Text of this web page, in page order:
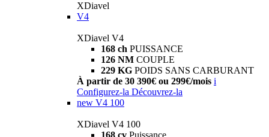
XDiavel
V4
XDiavel V4
168 ch PUISSANCE
126 NM COUPLE
229 KG POIDS SANS CARBURANT
À partir de 30 390€ ou 299€/mois i
Configurez-la Découvrez-la
new V4 100
XDiavel V4 100
168 cv Puissance